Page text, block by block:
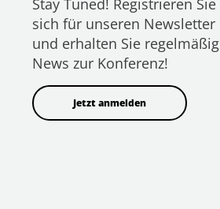
Stay Tuned! Registrieren Sie
sich für unseren Newsletter
und erhalten Sie regelmäßig
News zur Konferenz!
Jetzt anmelden